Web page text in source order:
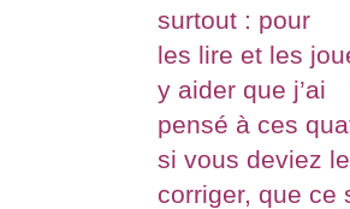
surtout : pour
les lire et les
y aider que j’ai
pensé à ces
si vous deviez
corriger, que ce